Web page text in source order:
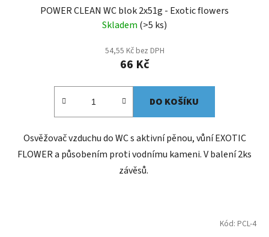
POWER CLEAN WC blok 2x51g - Exotic flowers
Skladem (>5 ks)
54,55 Kč bez DPH
66 Kč
DO KOŠÍKU
Osvěžovač vzduchu do WC s aktivní pěnou, vůní EXOTIC
FLOWER a působením proti vodnímu kameni. V balení 2ks
závěsů.
Kód: PCL-4